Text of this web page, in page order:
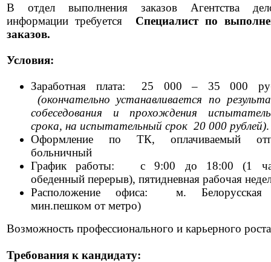
В отдел выполнения заказов Агентства
информации требуется Специалист по
заказов.
Условия:
Заработная плата:
25 000 – 35 000
(окончательно устанавливается по
собеседования и прохождения
срока, на испытательный срок 20 000 рублей)
Оформление по ТК, оплачиваемый
больничный
График работы:
с 9:00 до 18:00 (1
обеденный перерыв), пятидневная рабочая
Расположение офиса:
м.
мин.пешком от метро)
Возможность профессионального и карьерного роста
Требования к кандидату: